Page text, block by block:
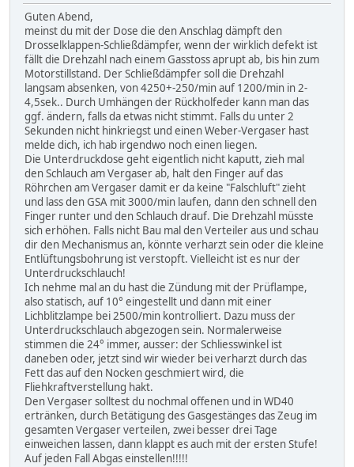
Guten Abend,
meinst du mit der Dose die den Anschlag dämpft den
Drosselklappen-Schließdämpfer, wenn der wirklich defekt ist
fällt die Drehzahl nach einem Gasstoss aprupt ab, bis hin zum
Motorstillstand. Der Schließdämpfer soll die Drehzahl
langsam absenken, von 4250+-250/min auf 1200/min in 2-
4,5sek.. Durch Umhängen der Rückholfeder kann man das
ggf. ändern, falls da etwas nicht stimmt. Falls du unter 2
Sekunden nicht hinkriegst und einen Weber-Vergaser hast
melde dich, ich hab irgendwo noch einen liegen.
Die Unterdruckdose geht eigentlich nicht kaputt, zieh mal
den Schlauch am Vergaser ab, halt den Finger auf das
Röhrchen am Vergaser damit er da keine "Falschluft" zieht
und lass den GSA mit 3000/min laufen, dann den schnell den
Finger runter und den Schlauch drauf. Die Drehzahl müsste
sich erhöhen. Falls nicht Bau mal den Verteiler aus und schau
dir den Mechanismus an, könnte verharzt sein oder die kleine
Entlüftungsbohrung ist verstopft. Vielleicht ist es nur der
Unterdruckschlauch!
Ich nehme mal an du hast die Zündung mit der Prüflampe,
also statisch, auf 10° eingestellt und dann mit einer
Lichblitzlampe bei 2500/min kontrolliert. Dazu muss der
Unterdruckschlauch abgezogen sein. Normalerweise
stimmen die 24° immer, ausser: der Schliesswinkel ist
daneben oder, jetzt sind wir wieder bei verharzt durch das
Fett das auf den Nocken geschmiert wird, die
Fliehkraftverstellung hakt.
Den Vergaser solltest du nochmal offenen und in WD40
ertränken, durch Betätigung des Gasgestänges das Zeug im
gesamten Vergaser verteilen, zwei besser drei Tage
einweichen lassen, dann klappt es auch mit der ersten Stufe!
Auf jeden Fall Abgas einstellen!!!!!